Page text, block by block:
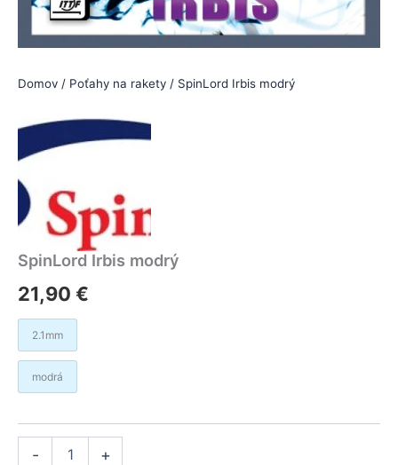
Domov / Poťahy na rakety / SpinLord Irbis modrý
SpinLord Irbis modrý
21,90 €
2.1mm
modrá
- +